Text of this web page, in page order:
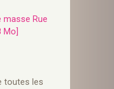
masse Rue
toutes les